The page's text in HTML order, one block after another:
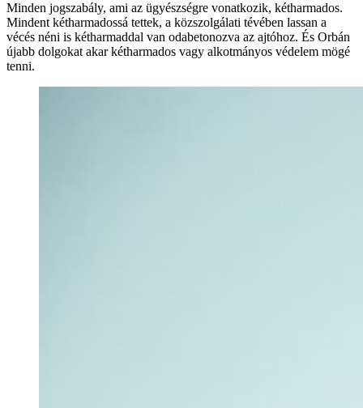
Minden jogszabály, ami az ügyészségre vonatkozik, kétharmados.
Mindent kétharmadossá tettek, a közszolgálati tévében lassan a
vécés néni is kétharmaddal van odabetonozva az ajtóhoz. És Orbán
újabb dolgokat akar kétharmados vagy alkotmányos védelem mögé
tenni.